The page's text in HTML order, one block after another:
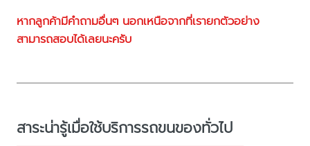
หากลูกค้ามีคำถามอื่นๆ นอกเหนือจากที่เรายกตัวอย่าง
สามารถสอบได้เลยนะครับ
สาระน่ารู้เมื่อใช้บริการรถขนของทั่วไป